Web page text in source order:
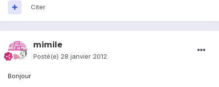
Citer
mimile
Posté(e) 28 janvier 2012
Bonjour